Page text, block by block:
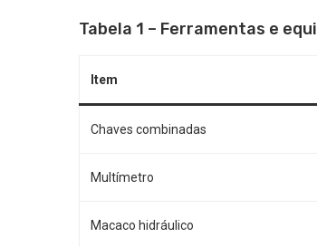
Tabela 1 – Ferramentas e
Item
Chaves combinadas
Multímetro
Macaco hidráulico